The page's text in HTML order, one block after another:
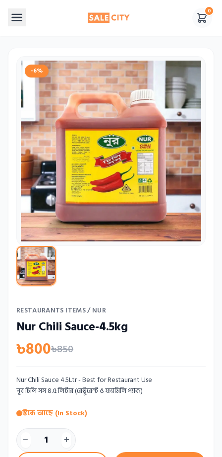
0
-6%
RESTAURANTS ITEMS/ NUR
Nur Chili Sauce-4.5kg
৳800৳850
Nur Chili Sauce 4.5Ltr - Best for Restaurant Use
নূর চিলি সস ৪.৫ লিটার (রেস্টুরেন্ট ও ফ্যামিলি প্যাক)
স্টকে আছে (In Stock)